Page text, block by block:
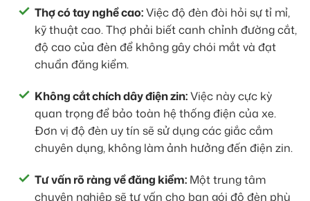
Thợ có tay nghề cao:Việc độ đèn đòi hỏi sự tỉ mỉ,
kỹ thuật cao. Thợ phải biết canh chỉnh đường cắt,
độ cao của đèn để không gây chói mắt và đạt
chuẩn đăng kiểm.
Không cắt chích dây điện zin:Việc này cực kỳ
quan trọng để bảo toàn hệ thống điện của xe.
Đơn vị độ đèn uy tín sẽ sử dụng các giắc cắm
chuyên dụng, không làm ảnh hưởng đến điện zin.
Tư vấn rõ ràng về đăng kiểm: Một trung tâm
chuyên nghiệp sẽ tư vấn cho bạn gói độ đèn phù